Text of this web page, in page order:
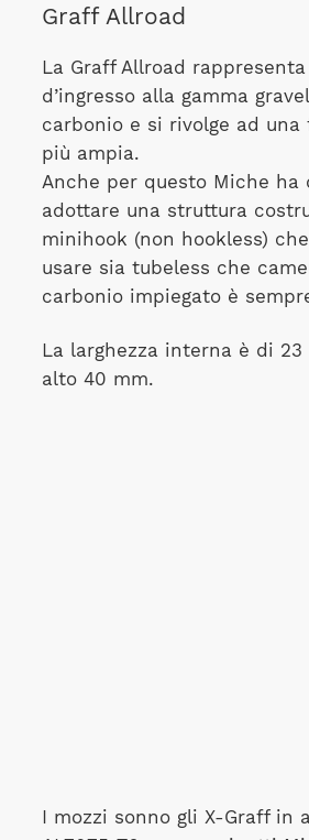
Graff Allroad
La Graff Allroad
d’ingresso alla gamma
carbonio e si rivolge ad
più ampia.
Anche per questo Miche ha
adottare una struttura
minihook (non hookless)
usare sia tubeless che
carbonio impiegato è
La larghezza interna è di
alto 40 mm.
I mozzi sonno gli X-Graff in